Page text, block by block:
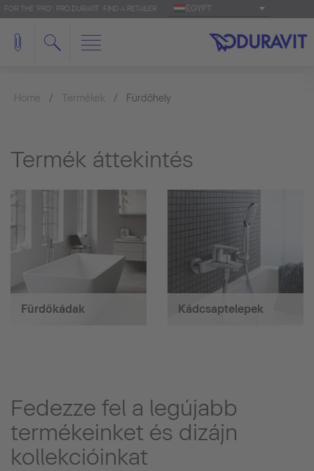
FOR THE 'PRO': PRO.DURAVIT FIND A RETAILER EGYPT
Home Termékek Fürdőhely
Termék áttekintés
Fürdőkádak Kádcsaptelepek
Fedezze fel a legújabb
termékeinket és dizájn
kollekcióinkat